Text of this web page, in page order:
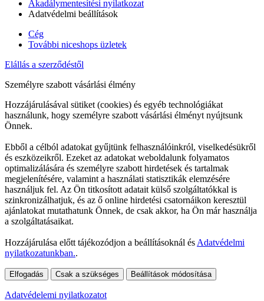
Akadálymentesítési nyilatkozat
Adatvédelmi beállítások
Cég
További niceshops üzletek
Elállás a szerződéstől
Személyre szabott vásárlási élmény
Hozzájárulásával sütiket (cookies) és egyéb technológiákat
használunk, hogy személyre szabott vásárlási élményt nyújtsunk
Önnek.
Ebből a célból adatokat gyűjtünk felhasználóinkról, viselkedésükről
és eszközeikről. Ezeket az adatokat weboldalunk folyamatos
optimalizálására és személyre szabott hirdetések és tartalmak
megjelenítésére, valamint a használati statisztikák elemzésére
használjuk fel. Az Ön titkosított adatait külső szolgáltatókkal is
szinkronizálhatjuk, és az ő online hirdetési csatornáikon keresztül
ajánlatokat mutathatunk Önnek, de csak akkor, ha Ön már használja
a szolgáltatásaikat.
Hozzájárulása előtt tájékozódjon a beállításoknál és Adatvédelmi
nyilatkozatunkban..
Elfogadás Csak a szükséges Beállítások módosítása
Adatvédelemi nyilatkozatot